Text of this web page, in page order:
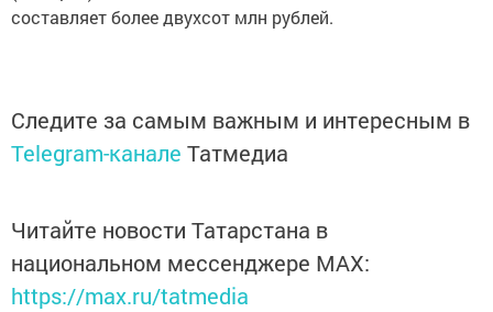
составляет более двухсот млн рублей.
Следите за самым важным и интересным в
Telegram-канале Татмедиа
Читайте новости Татарстана в
национальном мессенджере MАХ:
https://max.ru/tatmedia